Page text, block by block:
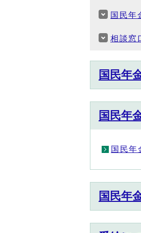
国民年
相談窓
国民年
国民年
国民年
国民年